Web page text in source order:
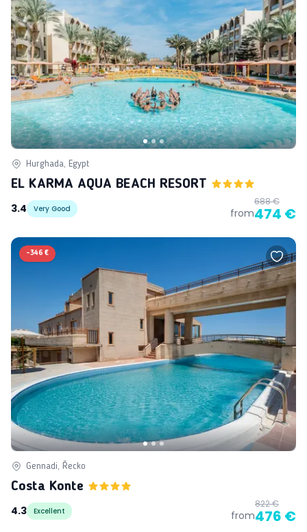
Hurghada, Egypt
EL KARMA AQUA BEACH RESORT
3.4
Very Good from
688 €
474 €
-346 €
Gennadi, Řecko
Costa Konte
4.3
Excellent from
822 €
476 €